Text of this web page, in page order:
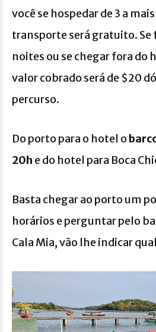
você se hospedar de 3 a
transporte será gratuito. Se
noites ou se chegar fora do
valor cobrado será de $20
percurso.
Do porto para o hotel o
20h e do hotel para Boca
Basta chegar ao porto um
horários e perguntar pelo
Cala Mia, vão lhe indicar